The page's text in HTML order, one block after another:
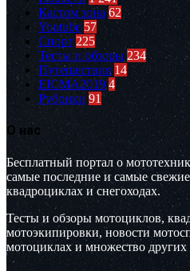
Кастом зона 62
Youtube 57
Спорт 225
Тесты и обзоры 234
Путешествия 14
EICMA2019 4
Рубрики 91
О нас
Бесплатный портал о
самые последние и самые
квадроциклах и снегоходах.
Тесты и обзоры мотоциклов,
мотоэкипировки, новости
мотоциклах и множество